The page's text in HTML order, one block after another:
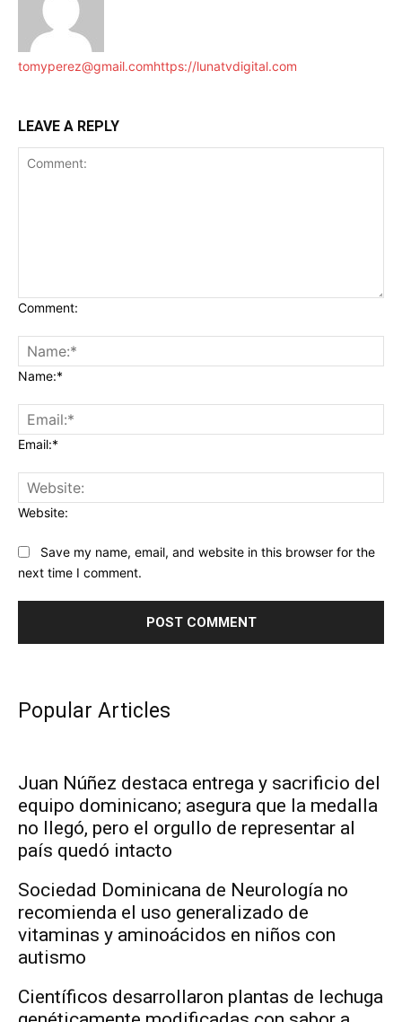
tomyperez@gmail.comhttps://lunatvdigital.com
LEAVE A REPLY
Comment:
Name:*
Email:*
Website:
Save my name, email, and website in this browser for the
next time I comment.
Popular Articles
Juan Núñez destaca entrega y sacrificio del
equipo dominicano; asegura que la medalla
no llegó, pero el orgullo de representar al
país quedó intacto
Sociedad Dominicana de Neurología no
recomienda el uso generalizado de
vitaminas y aminoácidos en niños con
autismo
Científicos desarrollaron plantas de lechuga